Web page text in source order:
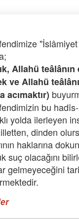
Allahü
ve Allahü
acımaktır)
bu
yolda ilerleyen
dinden
haklarına
suç olacağını
gelmeyeceğini